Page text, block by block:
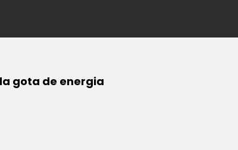
gota de energia